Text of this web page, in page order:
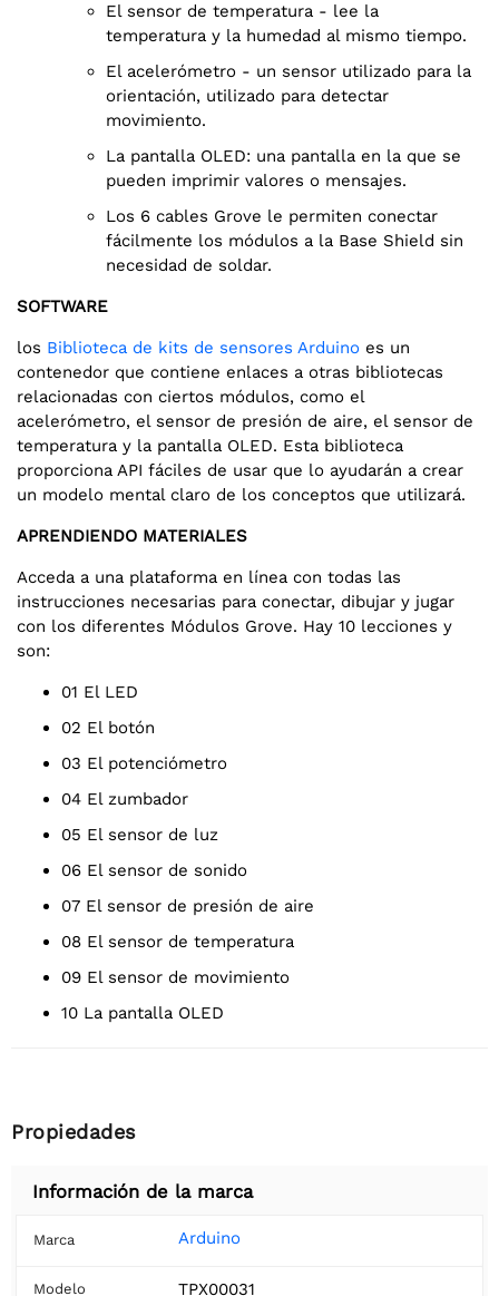
El sensor de temperatura - lee la
temperatura y la humedad al mismo tiempo.
El acelerómetro - un sensor utilizado para la
orientación, utilizado para detectar
movimiento.
La pantalla OLED: una pantalla en la que se
pueden imprimir valores o mensajes.
Los 6 cables Grove le permiten conectar
fácilmente los módulos a la Base Shield sin
necesidad de soldar.
SOFTWARE
los Biblioteca de kits de sensores Arduino es un
contenedor que contiene enlaces a otras bibliotecas
relacionadas con ciertos módulos, como el
acelerómetro, el sensor de presión de aire, el sensor de
temperatura y la pantalla OLED. Esta biblioteca
proporciona API fáciles de usar que lo ayudarán a crear
un modelo mental claro de los conceptos que utilizará.
APRENDIENDO MATERIALES
Acceda a una plataforma en línea con todas las
instrucciones necesarias para conectar, dibujar y jugar
con los diferentes Módulos Grove. Hay 10 lecciones y
son:
01 El LED
02 El botón
03 El potenciómetro
04 El zumbador
05 El sensor de luz
06 El sensor de sonido
07 El sensor de presión de aire
08 El sensor de temperatura
09 El sensor de movimiento
10 La pantalla OLED
Propiedades
Información de la marca
Marca Arduino
Modelo TPX00031